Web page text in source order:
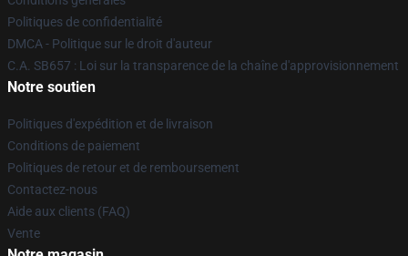
Politiques de confidentialité
DMCA - Politique sur le droit d'auteur
C.A. SB657 : Loi sur la transparence de la chaîne d'approvisionnement
Notre soutien
Politiques d'expédition et de livraison
Conditions de paiement
Politiques de retour et de remboursement
Contactez-nous
Aide aux clients (FAQ)
Vente